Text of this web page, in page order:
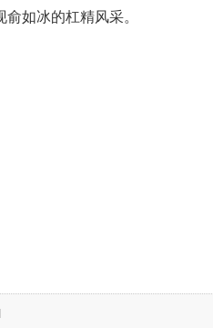
如冰的杠精风采。